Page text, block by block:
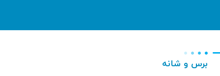
برس و شانه